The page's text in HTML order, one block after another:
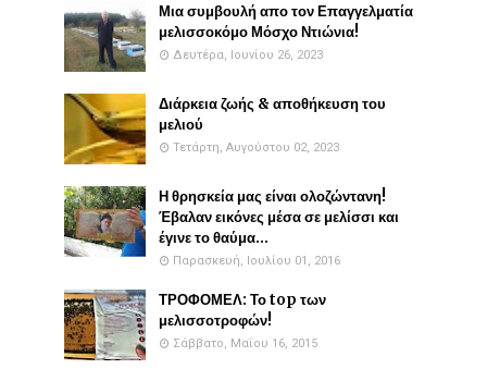
Μια συμβουλή απο τον Επαγγελματία
μελισσοκόμο Μόσχο Ντιώνια!
Δευτέρα, Ιουνίου 26, 2023
Διάρκεια ζωής & αποθήκευση του
μελιού
Τετάρτη, Αυγούστου 02, 2023
Η θρησκεία μας είναι ολοζώντανη!
Έβαλαν εικόνες μέσα σε μελίσσι και
έγινε το θαύμα...
Παρασκευή, Ιουλίου 01, 2016
ΤΡΟΦΟΜΕΛ: Το top των
μελισσοτροφών!
Σάββατο, Μαΐου 16, 2015